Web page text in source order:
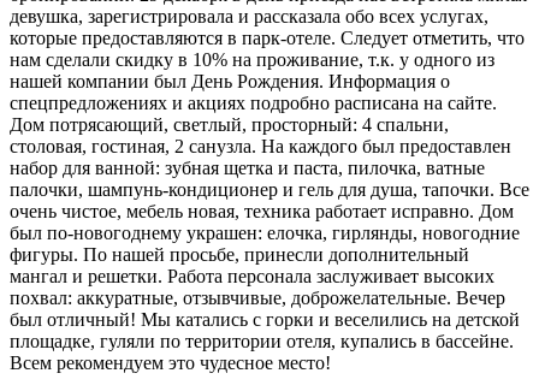
девушка, зарегистрировала и рассказала обо всех услугах,
которые предоставляются в парк-отеле. Следует отметить, что
нам сделали скидку в 10% на проживание, т.к. у одного из
нашей компании был День Рождения. Информация о
спецпредложениях и акциях подробно расписана на сайте.
Дом потрясающий, светлый, просторный: 4 спальни,
столовая, гостиная, 2 санузла. На каждого был предоставлен
набор для ванной: зубная щетка и паста, пилочка, ватные
палочки, шампунь-кондиционер и гель для душа, тапочки. Все
очень чистое, мебель новая, техника работает исправно. Дом
был по-новогоднему украшен: елочка, гирлянды, новогодние
фигуры. По нашей просьбе, принесли дополнительный
мангал и решетки. Работа персонала заслуживает высоких
похвал: аккуратные, отзывчивые, доброжелательные. Вечер
был отличный! Мы катались с горки и веселились на детской
площадке, гуляли по территории отеля, купались в бассейне.
Всем рекомендуем это чудесное место!